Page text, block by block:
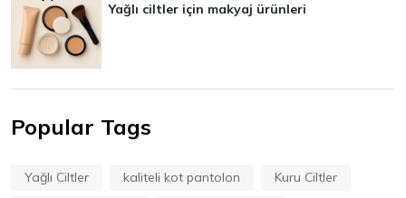
Yağlı ciltler için makyaj ürünleri
Popular Tags
Yağlı Ciltler kaliteli kot pantolon
Kuru Ciltler